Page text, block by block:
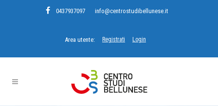
0437937097 info@centrostudibellunese.it
Area utente: Registrati Login